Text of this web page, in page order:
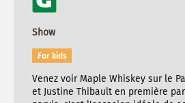
Show
For kids
Venez voir Maple Whiskey sur le
et Justine Thibault en première